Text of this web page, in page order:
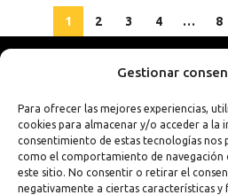
Gestionar
Para ofrecer las mejores experiencias,
cookies para almacenar y/o acceder a la
consentimiento de estas tecnologías nos
como el comportamiento de navegación
este sitio. No consentir o retirar el
negativamente a ciertas características y
1 2 3 4 … 8